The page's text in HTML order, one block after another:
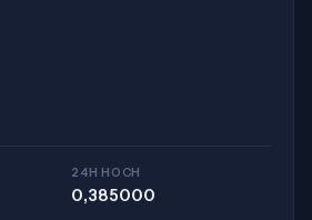
24H HOCH
0,385000